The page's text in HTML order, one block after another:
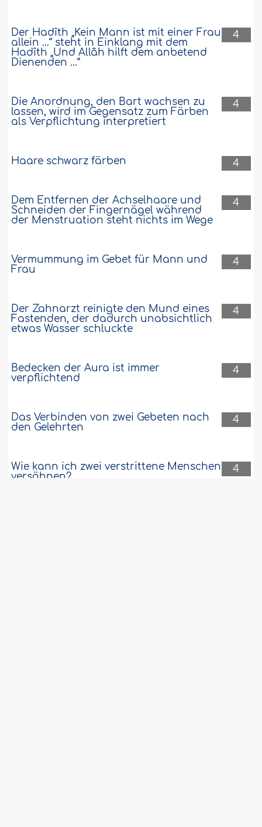
4
Der Hadîth „Kein Mann ist mit einer Frau
allein ...“ steht in Einklang mit dem
Hadîth „Und Allâh hilft dem anbetend
Dienenden ...“
4
Die Anordnung, den Bart wachsen zu
lassen, wird im Gegensatz zum Färben
als Verpflichtung interpretiert
4
Haare schwarz färben
4
Dem Entfernen der Achselhaare und
Schneiden der Fingernägel während
der Menstruation steht nichts im Wege
4
Vermummung im Gebet für Mann und
Frau
4
Der Zahnarzt reinigte den Mund eines
Fastenden, der dadurch unabsichtlich
etwas Wasser schluckte
4
Bedecken der Aura ist immer
verpflichtend
4
Das Verbinden von zwei Gebeten nach
den Gelehrten
4
Wie kann ich zwei verstrittene Menschen
versöhnen?